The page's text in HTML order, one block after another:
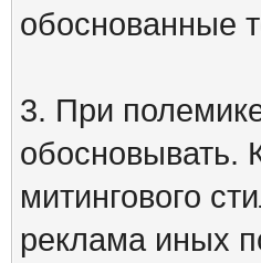
обоснованные
3. При
обосновывать.
митингового
реклама иных